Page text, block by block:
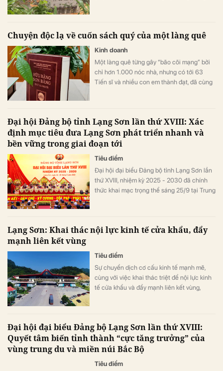
Chuyện độc lạ về cuốn sách quý của một làng quê
Kinh doanh
Một làng quê từng gây “bão cõi mạng” bởi
chỉ hơn 1.000 nóc nhà, nhưng có tới 63
Tiến sĩ và nhiều con em thành đạt, đã cùng
hệ con cháu mai sau.
Đại hội Đảng bộ tỉnh Lạng Sơn lần thứ XVIII: Xác
định mục tiêu đưa Lạng Sơn phát triển nhanh và
bền vững trong giai đoạn tới
Tiêu điểm
Đại hội đại biểu Đảng bộ tỉnh Lạng Sơn lần
thứ XVIII, nhiệm kỳ 2025 - 2030 đã chính
thức khai mạc trọng thể sáng 25/9 tại Trung
Lạng Sơn: Khai thác nội lực kinh tế cửa khẩu, đẩy
mạnh liên kết vùng
Tiêu điểm
Sự chuyển dịch cơ cấu kinh tế mạnh mẽ,
cùng với việc khai thác triệt để nội lực kinh
tế cửa khẩu và đẩy mạnh liên kết vùng,
núi phía Bắc.
Đại hội đại biểu Đảng bộ Lạng Sơn lần thứ XVIII:
Quyết tâm biến tỉnh thành “cực tăng trưởng” của
vùng trung du và miền núi Bắc Bộ
Tiêu điểm